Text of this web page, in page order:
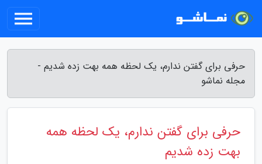
حرفی برای گفتن ندارم، یک لحظه همه بهت زده شدیم -
مجله نماشو
حرفی برای گفتن ندارم، یک لحظه همه
بهت زده شدیم